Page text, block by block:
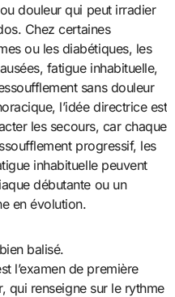
douleur qui peut irradier
Chez certaines
ou les diabétiques, les
fatigue inhabituelle,
sans douleur
l’idée directrice est
les secours, car chaque
progressif, les
inhabituelle peuvent
débutante ou un
en évolution.
balisé.
l’examen de première
qui renseigne sur le rythme